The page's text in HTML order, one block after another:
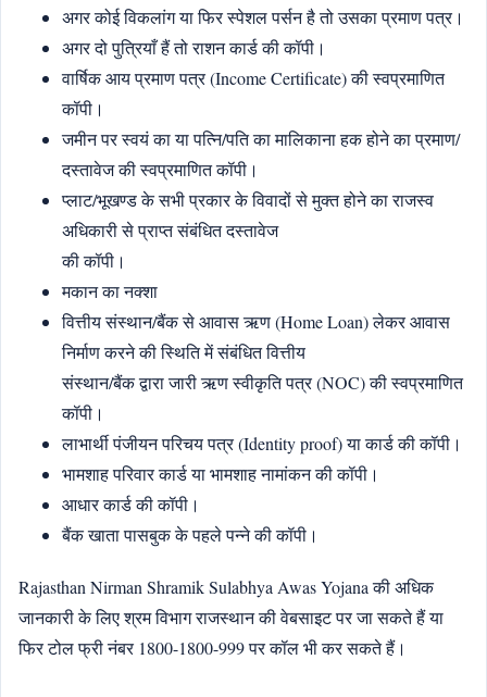
अगर कोई विकलांग या फिर स्पेशल पर्सन है तो उसका प्रमाण पत्र।
अगर दो पुत्रियाँ हैं तो राशन कार्ड की कॉपी।
वार्षिक आय प्रमाण पत्र (Income Certificate) की स्वप्रमाणित
कॉपी।
जमीन पर स्वयं का या पत्नि/पति का मालिकाना हक होने का प्रमाण/
दस्तावेज की स्वप्रमाणित कॉपी।
प्लाट/भूखण्ड के सभी प्रकार के विवादों से मुक्त होने का राजस्व
अधिकारी से प्राप्त संबंधित दस्तावेज
की कॉपी।
मकान का नक्शा
वित्तीय संस्थान/बैंक से आवास ऋण (Home Loan) लेकर आवास
निर्माण करने की स्थिति में संबंधित वित्तीय
संस्थान/बैंक द्वारा जारी ऋण स्वीकृति पत्र (NOC) की स्वप्रमाणित
कॉपी।
लाभार्थी पंजीयन परिचय पत्र (Identity proof) या कार्ड की कॉपी।
भामशाह परिवार कार्ड या भामशाह नामांकन की कॉपी।
आधार कार्ड की कॉपी।
बैंक खाता पासबुक के पहले पन्ने की कॉपी।
Rajasthan Nirman Shramik Sulabhya Awas Yojana की अधिक
जानकारी के लिए श्रम विभाग राजस्थान की वेबसाइट पर जा सकते हैं या
फिर टोल फ्री नंबर 1800-1800-999 पर कॉल भी कर सकते हैं।